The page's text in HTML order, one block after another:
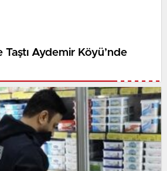
Taştı Aydemir Köyü’nde